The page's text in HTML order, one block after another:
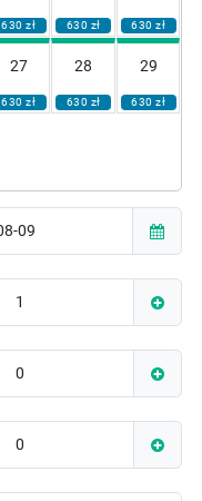
630 zł 630 zł 630 zł
27
630 zł
28
630 zł
29
630 zł